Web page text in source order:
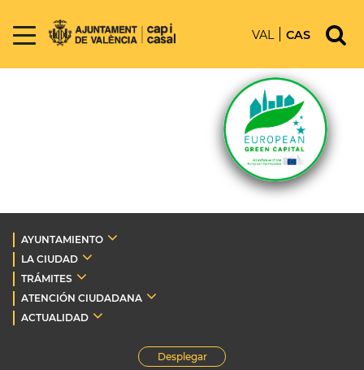
VAL CAS
AYUNTAMIENTO
LA CIUDAD
TRÁMITES
ATENCIÓN CIUDADANA
ACTUALIDAD
Desplegar